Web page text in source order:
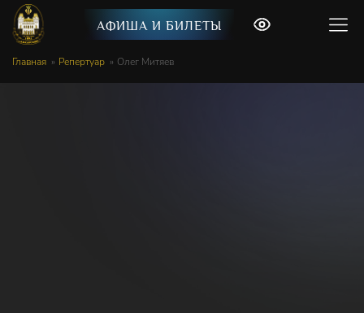
АФИША И БИЛЕТЫ
Главная Репертуар Олег Митяев